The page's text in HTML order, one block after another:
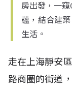
房出發，一
蘊，結合建
生活。
走在上海靜安
路商圈的街道